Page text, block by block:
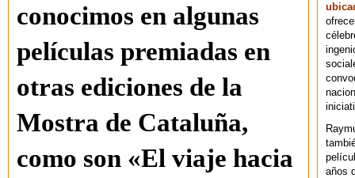
conocimos en algunas
películas premiadas en
otras ediciones de la
Mostra de Cataluña,
como son «El viaje hacia
años